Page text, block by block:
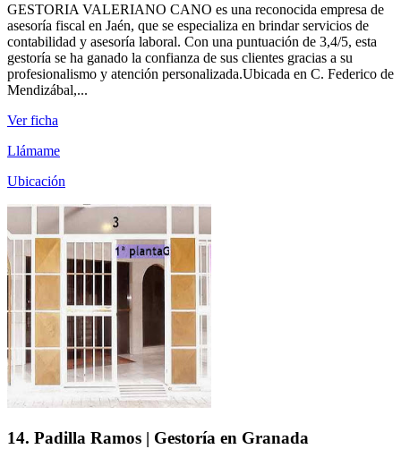
GESTORIA VALERIANO CANO es una reconocida empresa de
asesoría fiscal en Jaén, que se especializa en brindar servicios de
contabilidad y asesoría laboral. Con una puntuación de 3,4/5, esta
gestoría se ha ganado la confianza de sus clientes gracias a su
profesionalismo y atención personalizada.Ubicada en C. Federico de
Mendizábal,...
Ver ficha
Llámame
Ubicación
14. Padilla Ramos | Gestoría en Granada